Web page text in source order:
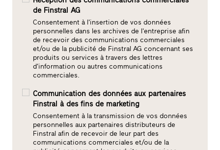
de Finstral AG
Consentement à l'insertion de vos données
personnelles dans les archives de l'entreprise afin
de recevoir des communications commerciales
et/ou de la publicité de Finstral AG concernant ses
produits ou services à travers des lettres
d'information ou autres communications
commerciales.
Communication des données aux partenaires
Finstral à des fins de marketing
Consentement à la transmission de vos données
personnelles aux partenaires distributeurs de
Finstral afin de recevoir de leur part des
communications commerciales et/ou de la